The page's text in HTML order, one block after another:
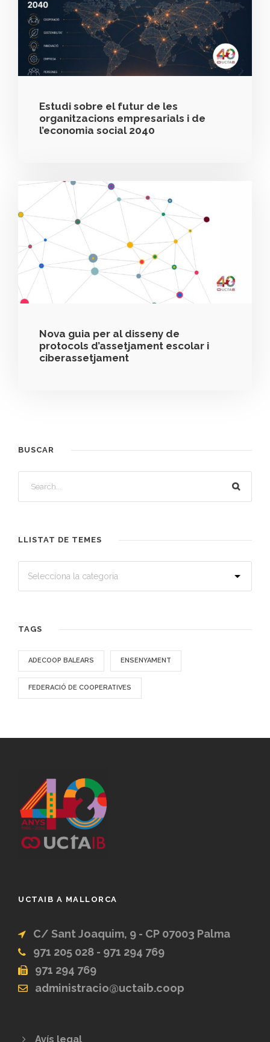
Estudi sobre el futur de les
organitzacions empresarials i de
l’economia social 2040
Nova guia per al disseny de
protocols d’assetjament escolar i
ciberassetjament
BUSCAR
LLISTAT DE TEMES
TAGS
ADECOOP BALEARS ENSENYAMENT
FEDERACIÓ DE COOPERATIVES
UCTAIB A MALLORCA
C/ Sant Joaquim, 9 - CP 07003 Palma
971 205 028 - 971 294 769
971 294 769
administracio@uctaib.coop
Avís legal